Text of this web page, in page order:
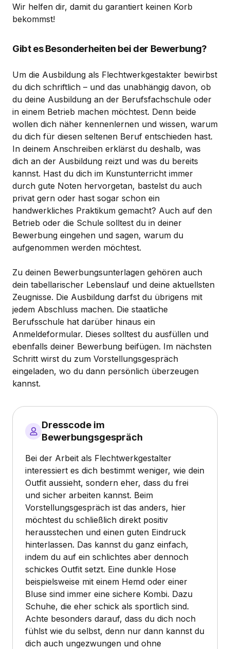
Wir helfen dir, damit du garantiert keinen Korb
bekommst!
Gibt es Besonderheiten bei der Bewerbung?
Um die Ausbildung als Flechtwerkgestakter bewirbst
du dich schriftlich – und das unabhängig davon, ob
du deine Ausbildung an der Berufsfachschule oder
in einem Betrieb machen möchtest. Denn beide
wollen dich näher kennenlernen und wissen, warum
du dich für diesen seltenen Beruf entschieden hast.
In deinem Anschreiben erklärst du deshalb, was
dich an der Ausbildung reizt und was du bereits
kannst. Hast du dich im Kunstunterricht immer
durch gute Noten hervorgetan, bastelst du auch
privat gern oder hast sogar schon ein
handwerkliches Praktikum gemacht? Auch auf den
Betrieb oder die Schule solltest du in deiner
Bewerbung eingehen und sagen, warum du
aufgenommen werden möchtest.
Zu deinen Bewerbungsunterlagen gehören auch
dein tabellarischer Lebenslauf und deine aktuellsten
Zeugnisse. Die Ausbildung darfst du übrigens mit
jedem Abschluss machen. Die staatliche
Berufsschule hat darüber hinaus ein
Anmeldeformular. Dieses solltest du ausfüllen und
ebenfalls deiner Bewerbung beifügen. Im nächsten
Schritt wirst du zum Vorstellungsgespräch
eingeladen, wo du dann persönlich überzeugen
kannst.
Dresscode im
Bewerbungsgespräch
Bei der Arbeit als Flechtwerkgestalter
interessiert es dich bestimmt weniger, wie dein
Outfit aussieht, sondern eher, dass du frei
und sicher arbeiten kannst. Beim
Vorstellungsgespräch ist das anders, hier
möchtest du schließlich direkt positiv
herausstechen und einen guten Eindruck
hinterlassen. Das kannst du ganz einfach,
indem du auf ein schlichtes aber dennoch
schickes Outfit setzt. Eine dunkle Hose
beispielsweise mit einem Hemd oder einer
Bluse sind immer eine sichere Kombi. Dazu
Schuhe, die eher schick als sportlich sind.
Achte besonders darauf, dass du dich noch
fühlst wie du selbst, denn nur dann kannst du
dich auch ungezwungen und ohne